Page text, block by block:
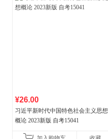
¥26.00
习近平新时代中国特色社会主义思想
概论 2023新版 自考15041